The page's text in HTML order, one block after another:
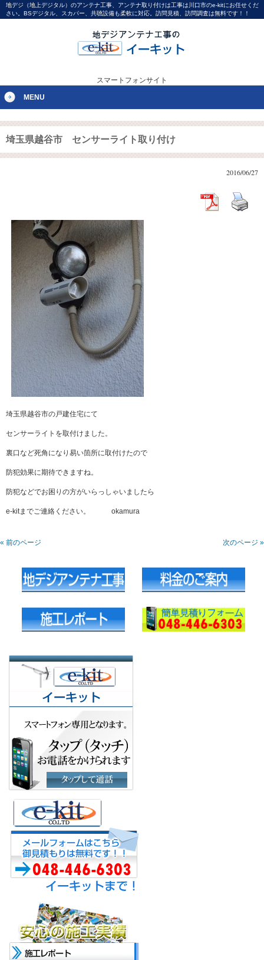
地デジ（地上デジタル）のアンテナ工事、アンテナ取り付けは工事は川口市のe-kitにお任せくだ
さい。BSデジタル、スカパー、共聴設備も柔軟に対応。訪問見積、訪問調査は無料です！！
スマートフォンサイト
MENU
埼玉県越谷市 センサーライト取り付け
2016/06/27
埼玉県越谷市の戸建住宅にて
センサーライトを取付けました。
裏口など死角になり易い箇所に取付けたので
防犯効果に期待できますね。
防犯などでお困りの方がいらっしゃいましたら
e-kitまでご連絡ください。 okamura
« 前のページ 次のページ »